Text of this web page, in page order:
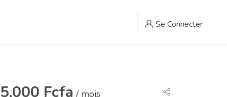
Se Connecter
Fcfa / mois